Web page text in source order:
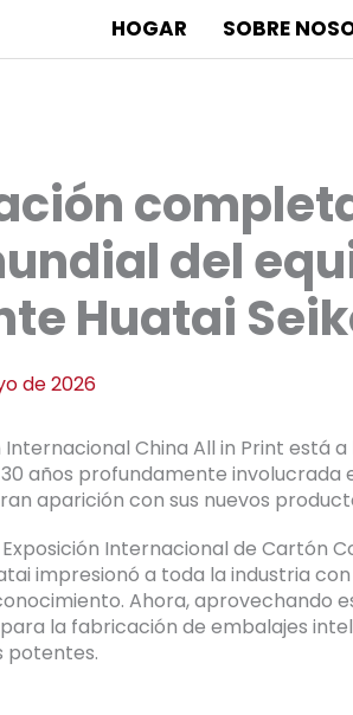
HOGAR SOBRE
del
Huatai
de 2026
Internacional China All in Print está
años profundamente involucrada
aparición con sus nuevos
Internacional de Cartón
impresionó a toda la industria
Ahora, aprovechando
la fabricación de embalajes
potentes.